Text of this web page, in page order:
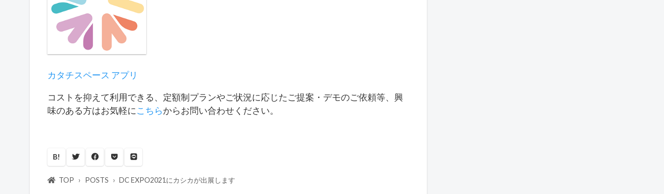
カタチスペース アプリ
コストを抑えて利用できる、定額制プランやご状況に応じたご提案・デモのご依頼等、興
味のある方はお気軽にこちらからお問い合わせください。
B!
TOP POSTS DC EXPO2021にカシカが出展します